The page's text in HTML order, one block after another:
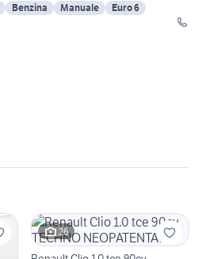
Benzina Manuale
Euro 6
26